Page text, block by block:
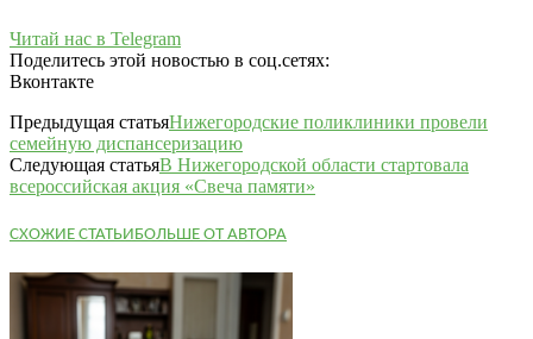
Читай нас в Telegram
Поделитесь этой новостью в соц.сетях:
Вконтакте
Предыдущая статьяНижегородские поликлиники провели
семейную диспансеризацию
Следующая статьяВ Нижегородской области стартовала
всероссийская акция «Свеча памяти»
СХОЖИЕ СТАТЬИБОЛЬШЕ ОТ АВТОРА